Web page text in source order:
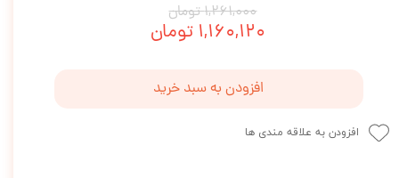
۱,۲۶۱,۰۰۰ تومان
۱,۱۶۰,۱۲۰ تومان
افزودن به سبد خرید
افزودن به علاقه مندی ها